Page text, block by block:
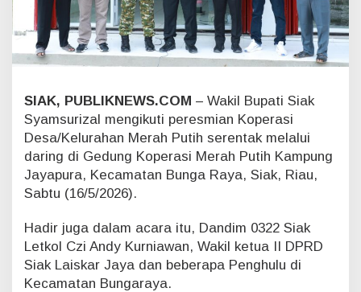
P
d
i
J
a
a
p
r
a
,
I
i
K
a
t
a
SIAK, PUBLIKNEWS.COM – Wakil Bupati Siak
Syamsurizal mengikuti peresmian Koperasi
Desa/Kelurahan Merah Putih serentak melalui
daring di Gedung Koperasi Merah Putih Kampung
Jayapura, Kecamatan Bunga Raya, Siak, Riau,
Sabtu (16/5/2026).
Hadir juga dalam acara itu, Dandim 0322 Siak
Letkol Czi Andy Kurniawan, Wakil ketua II DPRD
Siak Laiskar Jaya dan beberapa Penghulu di
Kecamatan Bungaraya.